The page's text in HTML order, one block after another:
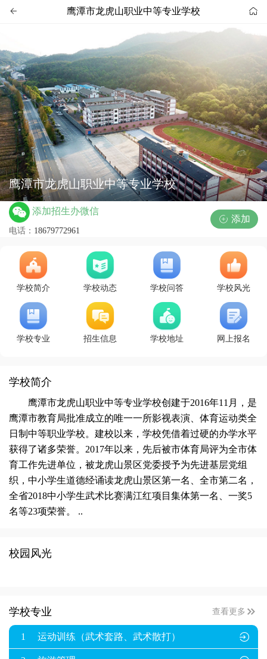
 鹰潭市龙虎山职业中等专业学校 
鹰潭市龙虎山职业中等专业学校
添加招生办微信
电话： 18679772961
 添加
学校简介 学校动态 学校问答 学校风光
学校专业 招生信息 学校地址 网上报名
学校简介
鹰潭市龙虎山职业中等专业学校创建于2016年11月，是
鹰潭市教育局批准成立的唯一一所影视表演、体育运动类全
日制中等职业学校。建校以来，学校凭借着过硬的办学水平
获得了诸多荣誉。2017年以来，先后被市体育局评为全市体
育工作先进单位，被龙虎山景区党委授予为先进基层党组
织，中小学生道德经诵读龙虎山景区第一名、全市第二名，
全省2018中小学生武术比赛满江红项目集体第一名、一奖5
名等23项荣誉。 ..
校园风光
学校专业 查看更多

1 运动训练（武术套路、武术散打）